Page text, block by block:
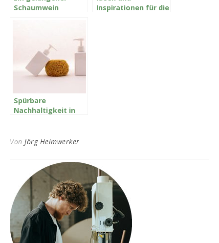
Schaumwein
Inspirationen für die
Spürbare
Nachhaltigkeit in
Von Jörg Heimwerker